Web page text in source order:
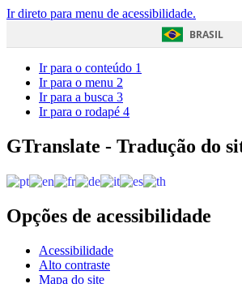
Ir direto para menu de acessibilidade.
BRASIL
Ir para o conteúdo 1
Ir para o menu 2
Ir para a busca 3
Ir para o rodapé 4
GTranslate - Tradução do
Opções de acessibilidade
Acessibilidade
Alto contraste
Mapa do site